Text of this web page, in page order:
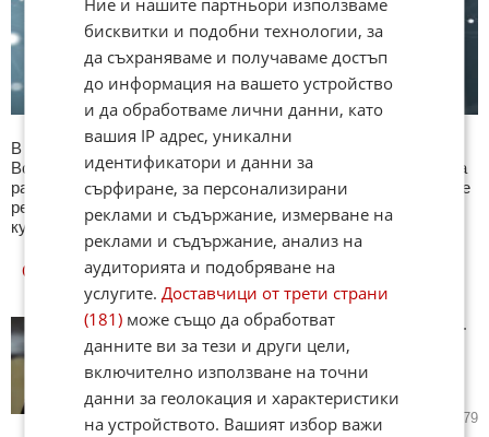
В секция Любопитно ще намерите тематична Куиз рубрика.
Всяка сряда се публикува специализиран куиз с въпроси на
различна тематика. След края на всеки тест може да видите
резултат с верните отговори, които сте натрупали. Другите
куизове може да намерите тук. Успех !
ОЩЕ НОВИНИ ОТ ЛЮБОПИТНО
Бруклин Бекъм ужаси мрежата -
сготви паста с морска вода на
палубата на луксозна яхта
днес в 19:40 ч. 379
бисквитки и подобни технологии, за
да съхраняваме и получаваме достъп
до информация на вашето устройство
и да обработваме лични данни, като
вашия IP адрес, уникални
идентификатори и данни за
сърфиране, за персонализирани
реклами и съдържание, измерване на
реклами и съдържание, анализ на
аудиторията и подобряване на
услугите.Доставчици от трети страни
(181) може също да обработват
данните ви за тези и други цели,
включително използване на точни
данни за геолокация и характеристики
на устройството. Вашият избор важи